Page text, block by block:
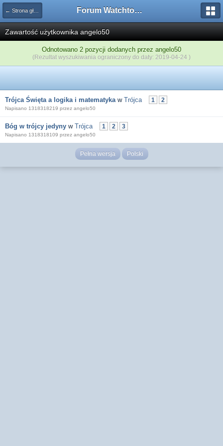
← Strona główna Forum Watchtower
Zawartość użytkownika angelo50
Odnotowano 2 pozycji dodanych przez angelo50
(Rezultat wyszukiwania ograniczony do daty: 2019-04-24 )
Trójca Święta a logika i matematykaw Trójca 1 2
Napisano 1318318219 przez angelo50
Bóg w trójcy jedyny w Trójca 1 2 3
Napisano 1318318109 przez angelo50
Pełna wersja Polski